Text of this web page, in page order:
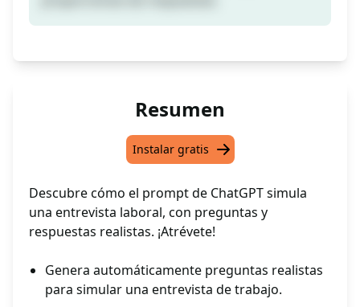
Resumen
Instalar gratis
Descubre cómo el prompt de ChatGPT simula
una entrevista laboral, con preguntas y
respuestas realistas. ¡Atrévete!
Genera automáticamente preguntas realistas
para simular una entrevista de trabajo.